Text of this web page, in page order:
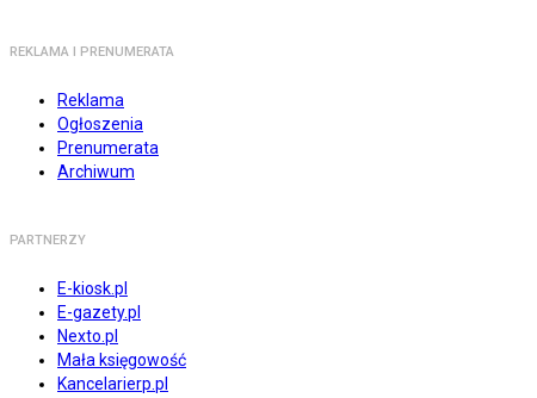
REKLAMA I PRENUMERATA
Reklama
Ogłoszenia
Prenumerata
Archiwum
PARTNERZY
E-kiosk.pl
E-gazety.pl
Nexto.pl
Mała księgowość
Kancelarierp.pl